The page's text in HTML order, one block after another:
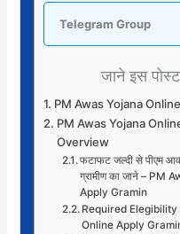
Telegram Group
जाने इस
PM Awas Yojana
PM Awas Yojana
Overview
फटाफट जल्दी से पीएम
ग्रामीण का जाने – PM
Apply Gramin
Required
Online Apply